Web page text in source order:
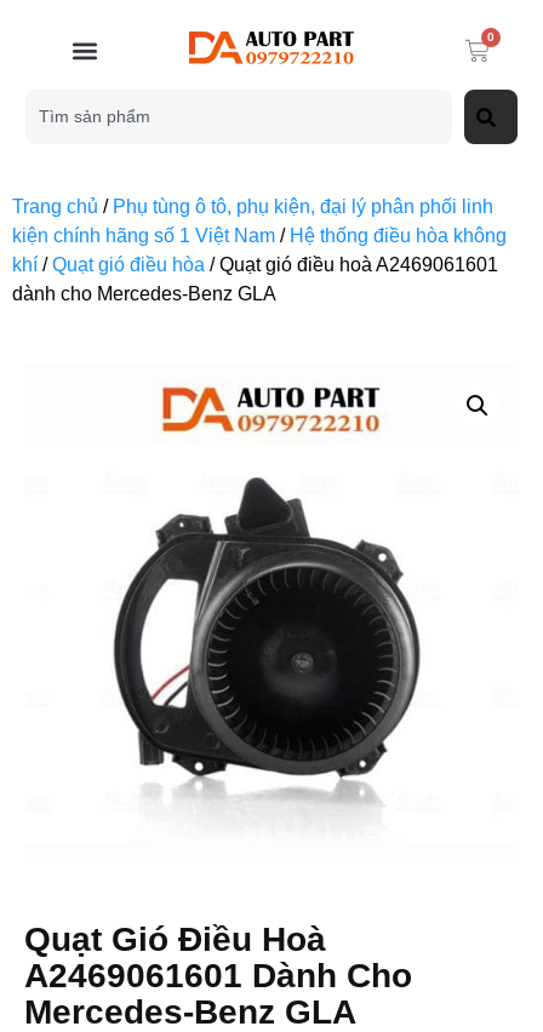
0
Trang chủ / Phụ tùng ô tô, phụ kiện, đại lý phân phối linh
kiện chính hãng số 1 Việt Nam / Hệ thống điều hòa không
khí /Quạt gió điều hòa / Quạt gió điều hoà A2469061601
dành cho Mercedes-Benz GLA
Quạt Gió Điều Hoà
A2469061601 Dành Cho
Mercedes-Benz GLA